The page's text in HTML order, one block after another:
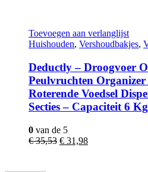
Toevoegen aan verlanglijst
Huishouden, Vershoudbakjes,
Deductly – Droogvoer
Peulvruchten
Roterende Voedsel
Secties – Capaciteit 6 Kg
0 van de 5
€35,53 Oorspronkelijke
€ 31,98Huidige